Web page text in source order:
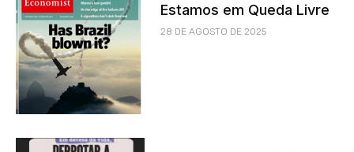
Estamos em Queda Livre
28 DE AGOSTO DE 2025